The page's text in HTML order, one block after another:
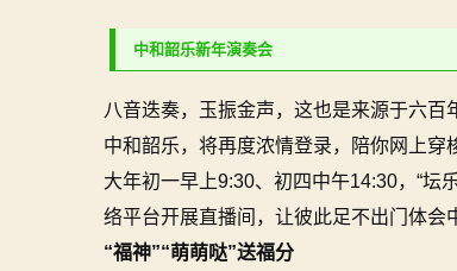
中和韶乐新年演奏会
八音迭奏，玉振金声，这也是来源于六
中和韶乐，将再度浓情登录，陪你网上穿
大年初一早上9:30、初四中午14:30，“坛
络平台开展直播间，让彼此足不出门体会
“福神”“萌萌哒”送福分